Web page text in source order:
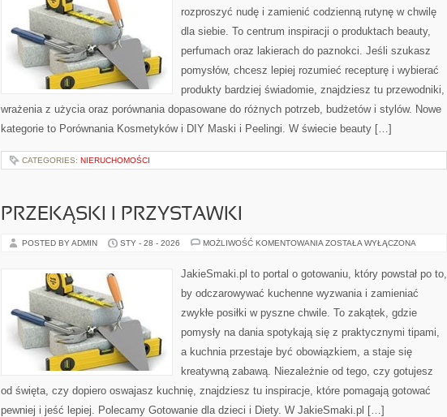
rozproszyć nudę i zamienić codzienną rutynę w chwilę
dla siebie. To centrum inspiracji o produktach beauty,
perfumach oraz lakierach do paznokci. Jeśli szukasz
pomysłów, chcesz lepiej rozumieć recepturę i wybierać
produkty bardziej świadomie, znajdziesz tu przewodniki,
wrażenia z użycia oraz porównania dopasowane do różnych potrzeb, budżetów i stylów. Nowe
kategorie to Porównania Kosmetyków i DIY Maski i Peelingi. W świecie beauty […]
CATEGORIES: NIERUCHOMOŚCI
PRZEKĄSKI I PRZYSTAWKI
POSTED BY ADMIN STY - 28 - 2026 MOŻLIWOŚĆ KOMENTOWANIA PRZEKĄSKI
ZOSTAŁA WYŁĄCZONA
JakieSmaki.pl to portal o gotowaniu, który powstał po to,
by odczarowywać kuchenne wyzwania i zamieniać
zwykłe posiłki w pyszne chwile. To zakątek, gdzie
pomysły na dania spotykają się z praktycznymi tipami,
a kuchnia przestaje być obowiązkiem, a staje się
kreatywną zabawą. Niezależnie od tego, czy gotujesz
od święta, czy dopiero oswajasz kuchnię, znajdziesz tu inspiracje, które pomagają gotować
pewniej i jeść lepiej. Polecamy Gotowanie dla dzieci i Diety. W JakieSmaki.pl […]